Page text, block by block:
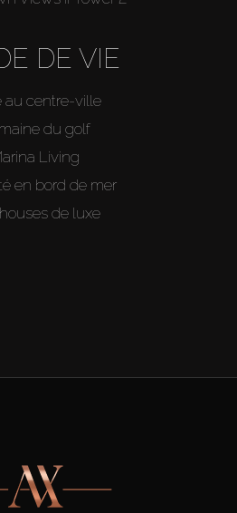
DE VIE
au centre-ville
du golf
Living
en bord de mer
de luxe